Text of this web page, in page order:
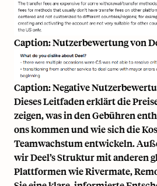
Caption: Nutzerbewertung von
Caption: Negative
Dieses Leitfaden erklärt die
zeigen, was in den Gebühren
ons kommen und wie sich die
Teamwachstum entwickeln.
wir Deel’s Struktur mit anderen
Plattformen wie Rivermate,